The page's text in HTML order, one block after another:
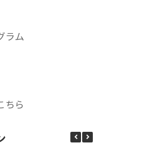
ちら